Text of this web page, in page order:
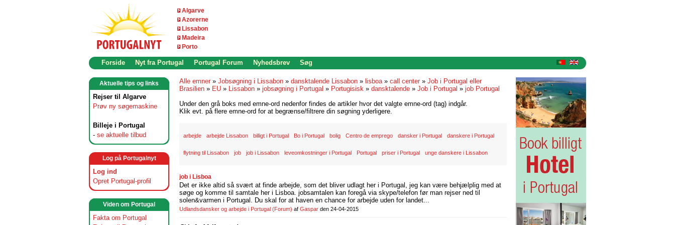
Algarve
Azorerne
Lissabon
Madeira
Porto
Forside Nyt fra Portugal Portugal Forum Nyhedsbrev Søg
Aktuelle tips og links
Rejser til Algarve
Prøv ny søgemaskine
Billeje i Portugal
- se aktuelle tilbud
Log på Portugalnyt
Log ind
Opret Portugal-profil
Viden om Portugal
Fakta om Portugal
Alle emner » Jobsøgning i Lissabon » dansktalende Lissabon » lisboa» call center » Job i Portugal eller
Brasilien » EU » Lissabon » jobsøgning i Portugal » Portugisisk » dansktalende » Job i Portugal » job Portugal
Under den grå boks med emne-ord nedenfor findes de artikler hvor det valgte emne-ord (tag) indgår.
Klik evt. på flere emne-ord for at begrænse/filtrere din søgning yderligere.
arbejde arbejde Lissabon billigt i Portugal Bo i Portugal bolig Centro de emprego dansker i Portugal danskere i Portugal
flytning til Lissabon job job i Lissabon leveomkostninger i Portugal Portugal priser i Portugal unge danskere i Lissabon
job i Lisboa
Det er ikke altid så svært at finde arbejde, som det bliver udlagt her i Portugal, jeg kan være behjælplig med at
søge og komme til samtale her i Lisboa. jobsamtalen kan foregå via skype/telefon før man rejser ned til
solen&varmen i Portugal. Du skal for at haven en chance for arbejde uden for landet...
Udlandsdansker og arbejde i Portugal (Forum) af Gaspar den 24-04-2015